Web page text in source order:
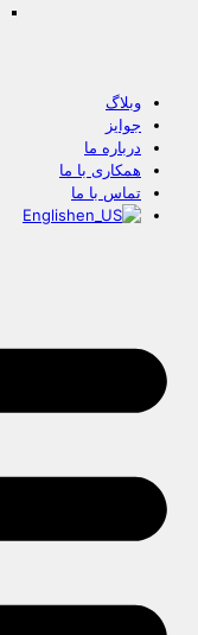
وبلاگ
جوایز
درباره ما
همکاری با ما
تماس با ما
English